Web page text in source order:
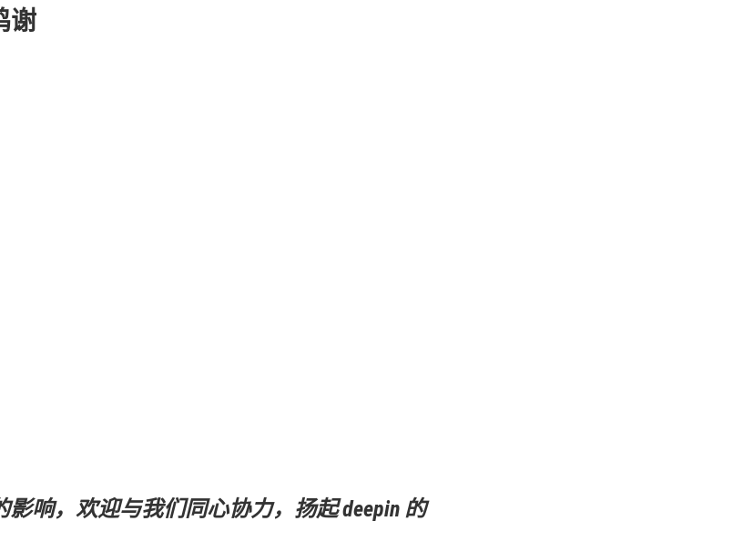
谢
响，欢迎与我们同心协力，扬起 deepin 的